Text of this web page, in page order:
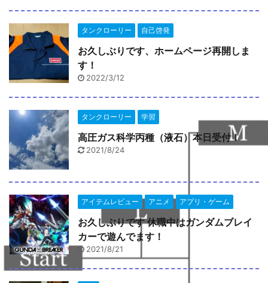
タンクローリー 自己啓発
お久しぶりです、ホームページ再開しま
す！
2022/3/12
タンクローリー 学習
高圧ガス科学丙種（液石）本日受付！
2021/8/24
アイテムレビュー アニメ アプリ・ゲーム
お久しぶりです 休職中はガンダムブレイ
カーで遊んでます！
2021/8/21